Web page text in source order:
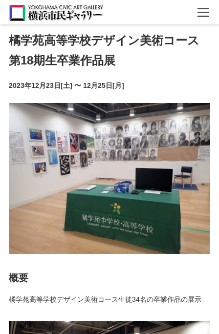
橘学苑高等学校デザイン美術コース
第18期生卒業作品展
2023年12月23日[土] 〜 12月25日[月]
概要
橘学苑高等学校デザイン美術コース生徒34名の卒業作品の展示